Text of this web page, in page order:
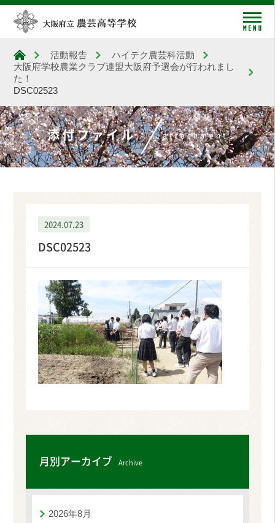
大阪府立農芸高等学校
活動報告
ハイテク農芸科活動
大阪府学校農業クラブ連盟大阪府予選会が行われまし
た！
DSC02523
添付ファイル attachment
2024.07.23
DSC02523
月別アーカイブ Archive
2026年8月